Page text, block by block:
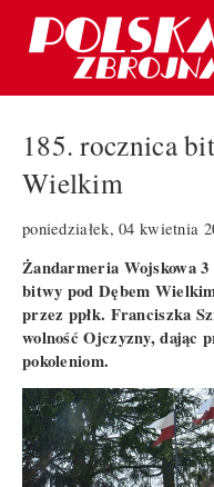
185. rocznica
Wielkim
poniedziałek, 04 kwietnia
Żandarmeria Wojskowa
bitwy pod Dębem
przez ppłk. Franciszka
wolność Ojczyzny, dając
pokoleniom.